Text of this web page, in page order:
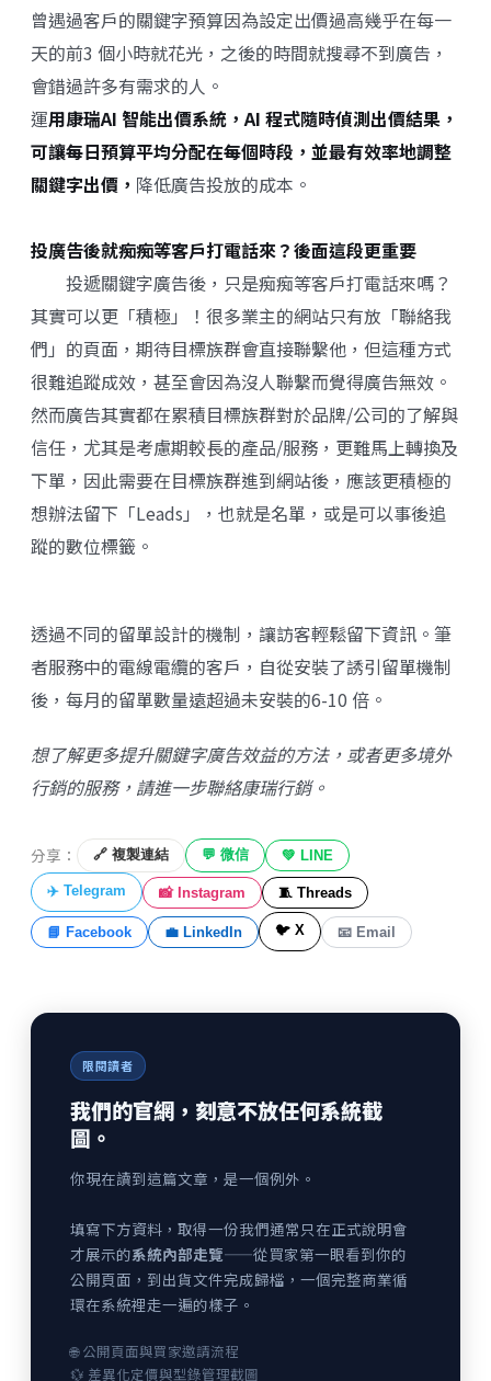
曾遇過客戶的關鍵字預算因為設定出價過高幾乎在每一
天的前3 個小時就花光，之後的時間就搜尋不到廣告，
會錯過許多有需求的人。
運用康瑞AI 智能出價系統，AI 程式隨時偵測出價結果，
可讓每日預算平均分配在每個時段，並最有效率地調整
關鍵字出價， 降低廣告投放的成本。
投廣告後就痴痴等客戶打電話來？後面這段更重要
投遞關鍵字廣告後，只是痴痴等客戶打電話來嗎？
其實可以更「積極」！很多業主的網站只有放「聯絡我
們」的頁面，期待目標族群會直接聯繫他，但這種方式
很難追蹤成效，甚至會因為沒人聯繫而覺得廣告無效。
然而廣告其實都在累積目標族群對於品牌/公司的了解與
信任，尤其是考慮期較長的產品/服務，更難馬上轉換及
下單，因此需要在目標族群進到網站後，應該更積極的
想辦法留下「Leads」，也就是名單，或是可以事後追
蹤的數位標籤。
透過不同的留單設計的機制，讓訪客輕鬆留下資訊。筆
者服務中的電線電纜的客戶，自從安裝了誘引留單機制
後，每月的留單數量遠超過未安裝的6-10 倍。
想了解更多提升關鍵字廣告效益的方法，或者更多境外
行銷的服務，請進一步聯絡康瑞行銷。
分享： 🔗 複製連結 💬 微信 💚 LINE
✈️ Telegram 📸 Instagram 🧵 Threads
📘 Facebook 💼 LinkedIn 🐦 X 📧 Email
限閱讀者
我們的官網，刻意不放任何系統截
圖。
你現在讀到這篇文章，是一個例外。
填寫下方資料，取得一份我們通常只在正式說明會
才展示的系統內部走覽——從買家第一眼看到你的
公開頁面，到出貨文件完成歸檔，一個完整商業循
環在系統裡走一遍的樣子。
🌐 公開頁面與買家邀請流程
💱 差異化定價與型錄管理截圖